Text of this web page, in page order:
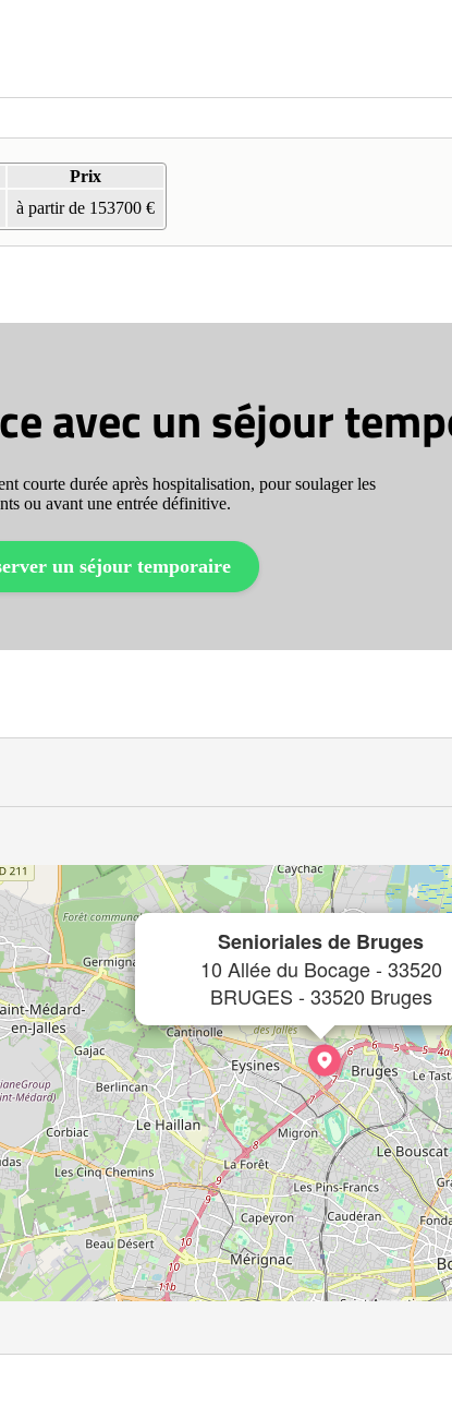
Prix
à partir de 153700 €
avec un séjour
courte durée après hospitalisation, pour soulager les
ou avant une entrée définitive.
un séjour temporaire
Senioriales de Bruges
10 Allée du Bocage - 33520
BRUGES - 33520 Bruges